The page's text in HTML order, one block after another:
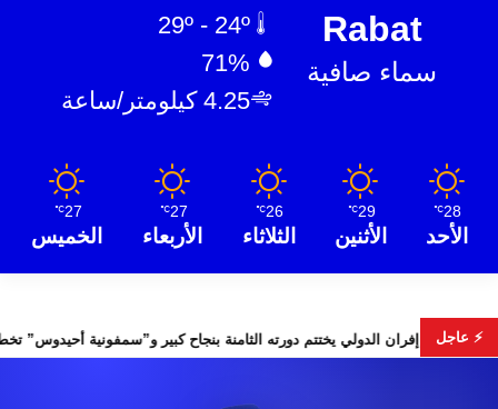
Rabat
سماء صافية
71%
4.25 كيلومتر/ساعة
28
℃
الأحد
29
℃
الأثنين
26
℃
الثلاثاء
27
℃
الأربعاء
27
℃
الخميس
⚡ عاجل مهرجان إفران الدولي يختتم دورته الثامنة بنجاح كبير